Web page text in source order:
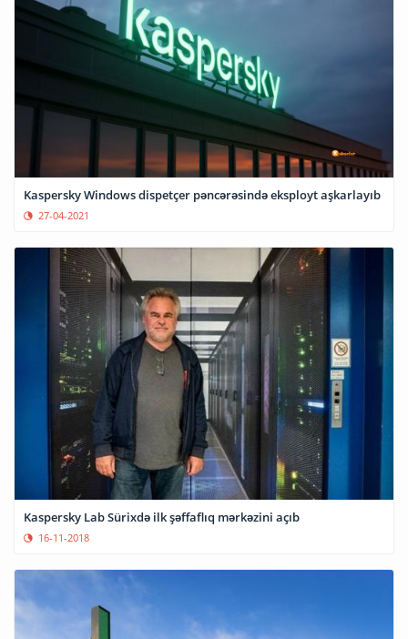
Kaspersky Windows dispetçer pəncərəsində eksployt aşkarlayıb
27-04-2021
Kaspersky Lab Sürixdə ilk şəffaflıq mərkəzini açıb
16-11-2018